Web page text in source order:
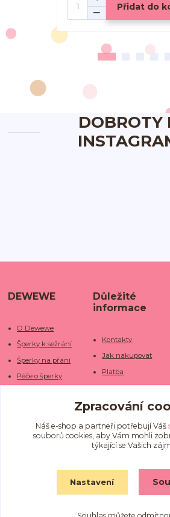
Přidat do
DOBROTY
DEWEWE
O Dewewe
Šperky k sežrání
Šperky na přání
Péče o šperky
Kamenné obchody
Fotogalerie
Důležité
informace
Kontakty
Jak nakupovat
Platba
Doba dodání
Doprava
Obchodní
Ochrana osobních
Zpracování
Náš e-shop a partneři potřebují Váš
souborů cookies, aby Vám mohli
týkající se Vašich
Nastavení